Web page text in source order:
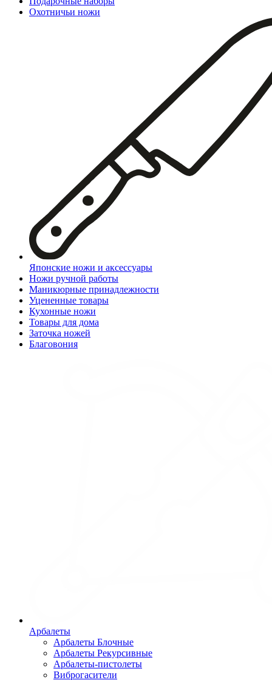
Охотничьи ножи
Японские ножи и аксессуары
Ножи ручной работы
Маникюрные принадлежности
Уцененные товары
Кухонные ножи
Товары для дома
Заточка ножей
Благовония
Арбалеты
Арбалеты Блочные
Арбалеты Рекурсивные
Арбалеты-пистолеты
Виброгасители